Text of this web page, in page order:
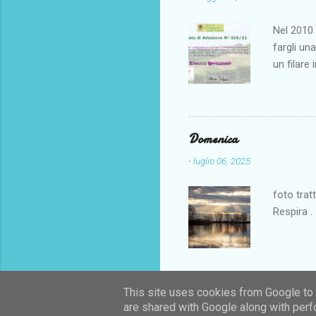
Magari
Nel
fargli
un filare
vigna
nome
maritino
Domenica
-luglio 06, 2025
foto
Respira
This site uses cookies from Google
are shared with Google along with